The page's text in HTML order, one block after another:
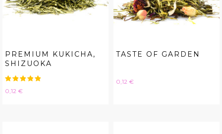
PREMIUM KUKICHA,
SHIZUOKA
Hinta
0,12 €
TASTE OF GARDEN
Hinta
0,12 €